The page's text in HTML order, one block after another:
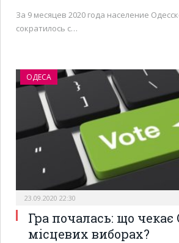
За 9 месяцев 2020 года население
сократилось с…
ОДЕСА
23.09.2020 22:30
Гра почалась: що
місцевих виборах?